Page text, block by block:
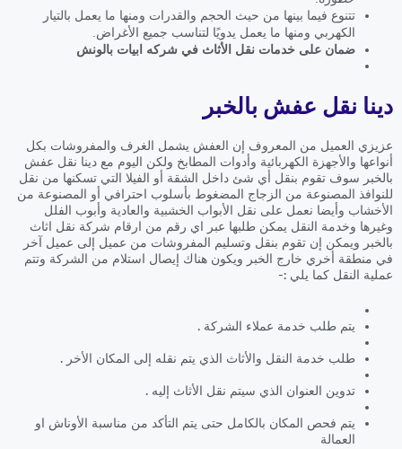
تتنوع فيما بينها من حيث الحجم والقدرات ومنها ما يعمل بالتيار
الكهربي ومنها ما يعمل يدويًا لتناسب جميع الأغراض.
ضمان على خدمات نقل الأثاث في شركه ابيات بالونش
دينا نقل عفش بالخبر
عزيزي العميل من المعروف إن العفش يشمل الغرف والمفروشات بكل
أنواعها والأجهزة الكهربائية وأدوات المطابخ ولكن اليوم مع دينا نقل عفش
بالخبر سوف تقوم بنقل أي شئ داخل الشقة أو الفيلا التي تسكنها من نقل
للنوافذ المصنوعة من الزجاج المضغوط بأسلوب احترافي أو المصنوعة من
الأخشاب وأيضا نعمل على نقل الأبواب الخشبية والعادية وأبوب الفلل
وغيرها وخدمة النقل يمكن طلبها عبر اي رقم من ارقام شركة نقل اثاث
بالخبر ويمكن إن تقوم بنقل وتسليم المفروشات من عميل إلى عميل آخر
في منطقة أخري خارج الخبر ويكون هناك إيصال استلام من الشركة وتتم
عملية النقل كما يلي :-
يتم طلب خدمة عملاء الشركة .
طلب خدمة النقل والأثاث الذي يتم نقله إلى المكان الأخر .
تدوين العنوان الذي سيتم نقل الأثاث إليه .
يتم فحص المكان بالكامل حتى يتم التأكد من مناسبة الأوناش او
العمالة